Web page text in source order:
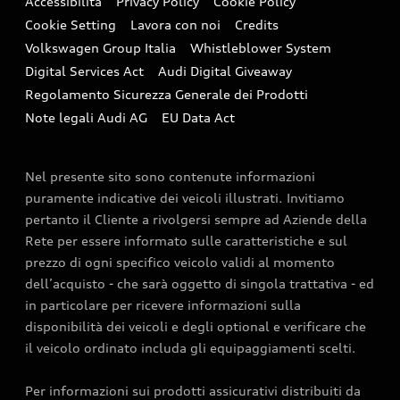
Trazione integrale quattro®
Cataloghi Audi
Richiedi informazioni
Formule finanziarie e servizi
Audi Value
Audi Value Noleggio
Audi Value Noleggio Usato
Audi Urban Value
Audi Value Leasing
Concessionarie Audi
Richiedi un Preventivo
Richiedi un Test Drive
Restituzione e riciclo
Contributo AdBlue®
Campagna d'intervento
Schede di Soccorso
Servizi digitali
Functions on Demand
Audi connect
Temi
myAudi
Accedi a myAudi
Cookie Setting
Lavora con noi
Credits
Volkswagen Group Italia
Whistleblower System
Digital Services Act
Audi Digital Giveaway
Regolamento Sicurezza Generale dei Prodotti
Note legali Audi AG
EU Data Act
Nel presente sito sono contenute informazioni
puramente indicative dei veicoli illustrati. Invitiamo
pertanto il Cliente a rivolgersi sempre ad Aziende della
Rete per essere informato sulle caratteristiche e sul
prezzo di ogni specifico veicolo validi al momento
dell’acquisto - che sarà oggetto di singola trattativa - ed
in particolare per ricevere informazioni sulla
disponibilità dei veicoli e degli optional e verificare che
il veicolo ordinato includa gli equipaggiamenti scelti.
Per informazioni sui prodotti assicurativi distribuiti da